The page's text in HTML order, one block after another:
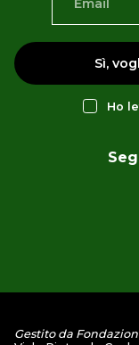
Sì,
Ho
Gestito da